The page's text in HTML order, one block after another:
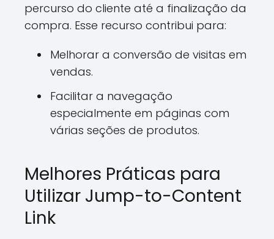
percurso do cliente até a finalização da
compra. Esse recurso contribui para:
Melhorar a conversão de visitas em
vendas.
Facilitar a navegação
especialmente em páginas com
várias seções de produtos.
Melhores Práticas para
Utilizar Jump-to-Content
Link